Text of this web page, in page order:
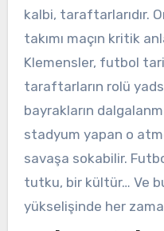
kalbi, taraftarlarıdır.
takımı maçın kritik
Klemensler, futbol
taraftarların rolü
bayrakların
stadyum yapan o
savaşa sokabilir.
tutku, bir kültür… Ve
yükselişinde her